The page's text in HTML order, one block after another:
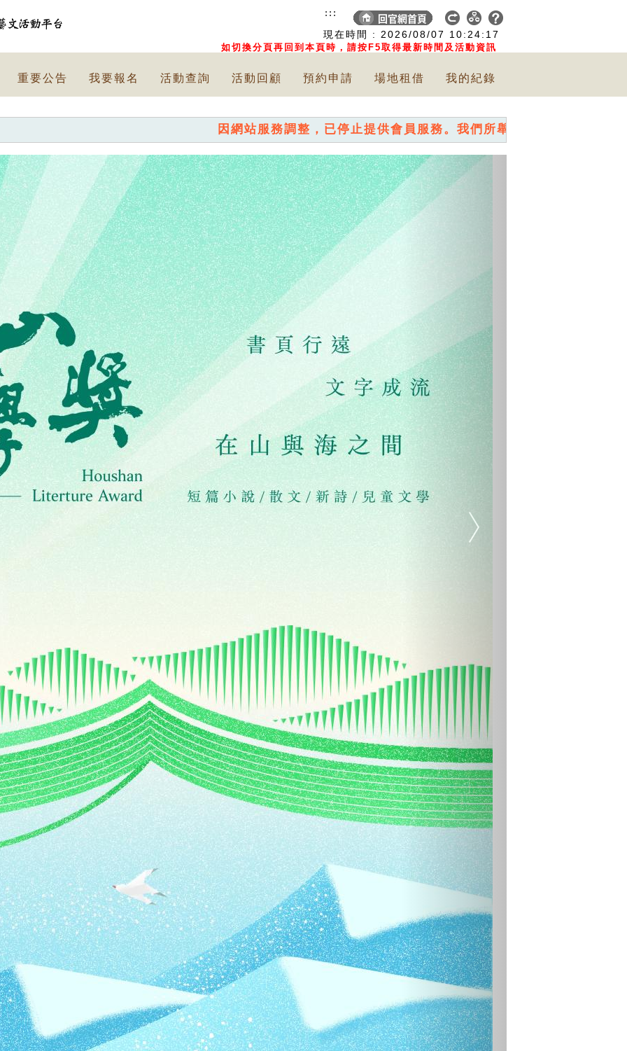
現在時間 : 2026/08/07 10:24:19
如切換分頁再回到本頁時，請按F5取得最新時間及活動資訊
:::
重要公告 我要報名 活動查詢 活動回顧 預約申請 場地租借 我的紀錄
因網站服務調整，已停止提供會員服務。我們所舉辦的各項活動，直接報名即可
Next